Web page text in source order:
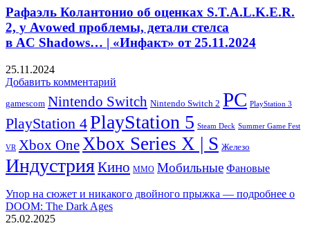
Рафаэль Колантонио об оценках S.T.A.L.K.E.R.
2, у Avowed проблемы, детали стелса
в AC Shadows… | «Инфакт» от 25.11.2024
25.11.2024
Добавить комментарий
gamescom Nintendo Switch Nintendo Switch 2 PC PlayStation 3
PlayStation 4PlayStation 5 Steam Deck Summer Game Fest
VR Xbox OneXbox Series X | S Железо
ИндустрияКино ММО Мобильные Фановые
Упор на сюжет и никакого двойного прыжка — подробнее о
DOOM: The Dark Ages
25.02.2025